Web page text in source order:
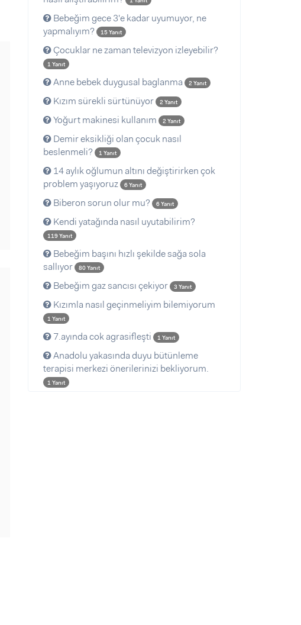
Bebeğim gece 3'e kadar uyumuyor, ne
yapmalıyım?
15 Yanıt
Çocuklar ne zaman televizyon izleyebilir?
1 Yanıt
Anne bebek duygusal baglanma 2 Yanıt
Kızım sürekli sürtünüyor 2 Yanıt
Yoğurt makinesi kullanım 2 Yanıt
Demir eksikliği olan çocuk nasıl
beslenmeli?
1 Yanıt
14 aylık oğlumun altını değiştirirken çok
problem yaşıyoruz
6 Yanıt
Biberon sorun olur mu? 6 Yanıt
Kendi yatağında nasıl uyutabilirim?
119 Yanıt
Bebeğim başını hızlı şekilde sağa sola
sallıyor
80 Yanıt
Bebeğim gaz sancısı çekiyor 3 Yanıt
Kızımla nasıl geçinmeliyim bilemiyorum
1 Yanıt
7.ayında cok agrasifleşti 1 Yanıt
Anadolu yakasında duyu bütünleme
terapisi merkezi önerilerinizi bekliyorum.
1 Yanıt